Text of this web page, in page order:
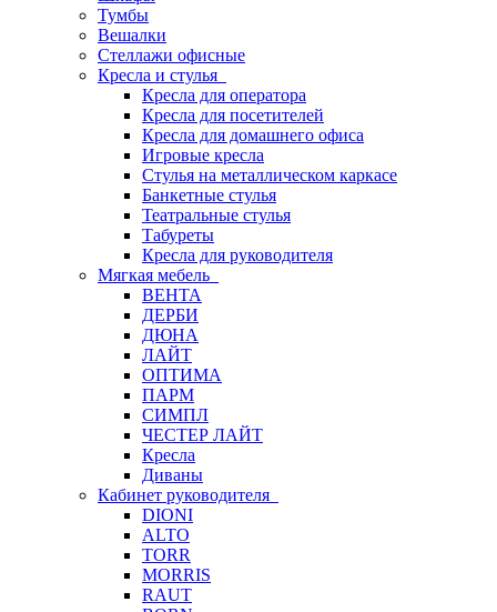
Тумбы
Вешалки
Стеллажи офисные
Кресла и стулья
Кресла для оператора
Кресла для посетителей
Кресла для домашнего офиса
Игровые кресла
Стулья на металлическом каркасе
Банкетные стулья
Театральные стулья
Табуреты
Кресла для руководителя
Мягкая мебель
ВЕНТА
ДЕРБИ
ДЮНА
ЛАЙТ
ОПТИМА
ПАРМ
СИМПЛ
ЧЕСТЕР ЛАЙТ
Кресла
Диваны
Кабинет руководителя
DIONI
ALTO
TORR
MORRIS
RAUT